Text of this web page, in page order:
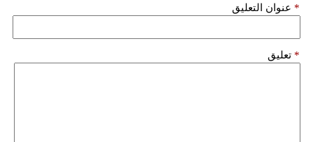
عنوان التعليق *
تعليق *